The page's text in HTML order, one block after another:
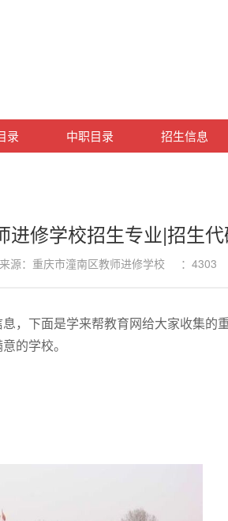
录 中职目录 招生信息
进修学校招生专业|招生
：重庆市潼南区教师进修学校 ：4303
，下面是学来帮教育网给大家收集的
的学校。